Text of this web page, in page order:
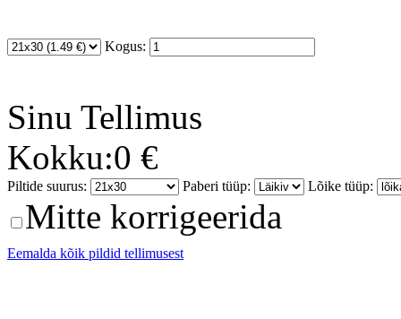
Kogus:
Sinu Tellimus
Kokku:0 €
Piltide suurus: Paberi tüüp: Lõike tüüp:
Mitte korrigeerida
Eemalda kõik pildid tellimusest